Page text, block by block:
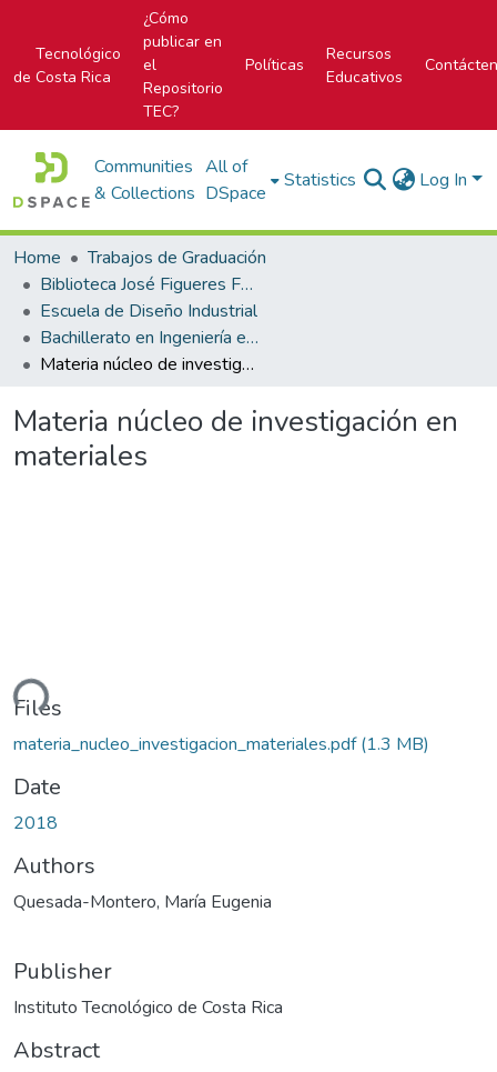
Tecnológico
de Costa Rica
¿Cómo
publicar en
el
Repositorio
TEC?
Políticas
Recursos
Educativos
Communities
& Collections
All of
DSpace
Statistics Log In
Home
Trabajos de Graduación
Biblioteca José Figueres Ferrer
Escuela de Diseño Industrial
Bachillerato en Ingeniería en Diseño Industrial
Materia núcleo de investigación en materiales
Materia núcleo de investigación en
materiales
Files
materia_nucleo_investigacion_materiales.pdf(1.3 MB)
Date
2018
Authors
Quesada-Montero, María Eugenia
Publisher
Instituto Tecnológico de Costa Rica
Abstract